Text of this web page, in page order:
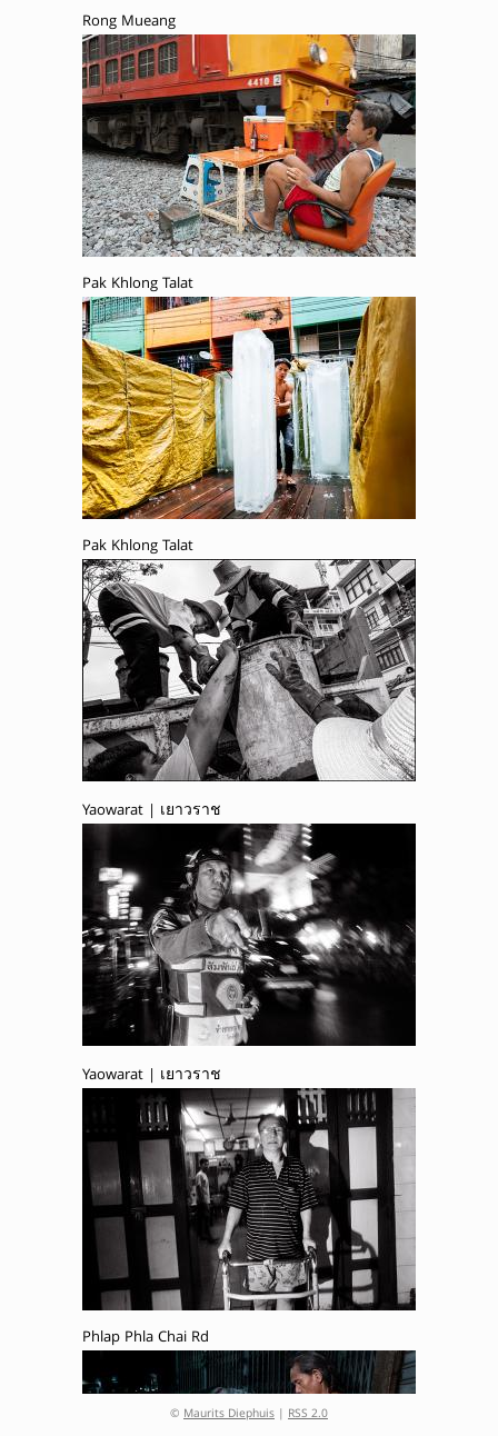
Rong Mueang
Pak Khlong Talat
Pak Khlong Talat
Yaowarat | เยาวราช
Yaowarat | เยาวราช
Phlap Phla Chai Rd
© Maurits Diephuis | RSS 2.0